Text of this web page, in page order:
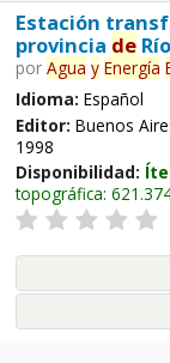
Estación
provincia de
por Agua y Energía
Idioma: Español
Editor: Buenos
1998
Disponibilidad:
topográfica: